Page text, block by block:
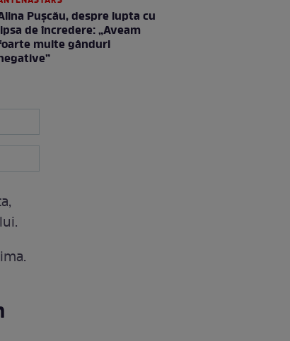
Pușcău, despre lupta cu
de încredere: „Aveam
multe gânduri